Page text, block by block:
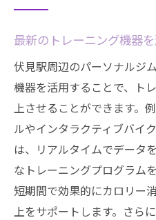
最新のトレーニング機器
伏見駅周辺のパーソナルジ
機器を活用することで、ト
上させることができます。
ルやインタラクティブバイ
は、リアルタイムでデータ
なトレーニングプログラム
短期間で効果的にカロリー
上をサポートします。さら